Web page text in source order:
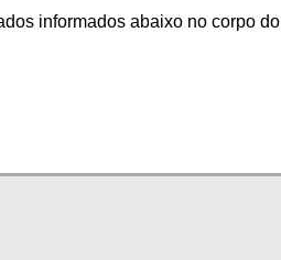
informados abaixo no corpo